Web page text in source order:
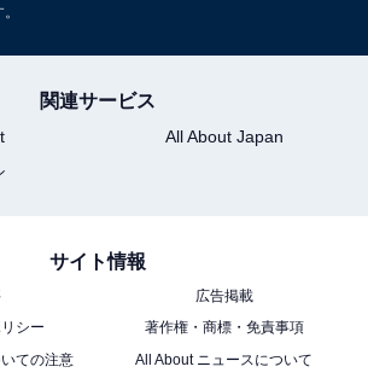
関連サービス
All About Japan
サイト情報
広告掲載
シー
著作権・商標・免責事項
ての注意
All About ニュースについて